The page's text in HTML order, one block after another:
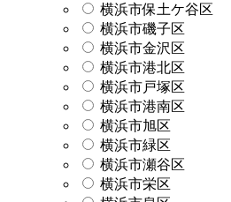
横浜市保土ケ谷区
横浜市磯子区
横浜市金沢区
横浜市港北区
横浜市戸塚区
横浜市港南区
横浜市旭区
横浜市緑区
横浜市瀬谷区
横浜市栄区